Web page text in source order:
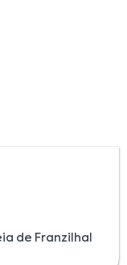
de Franzilhal